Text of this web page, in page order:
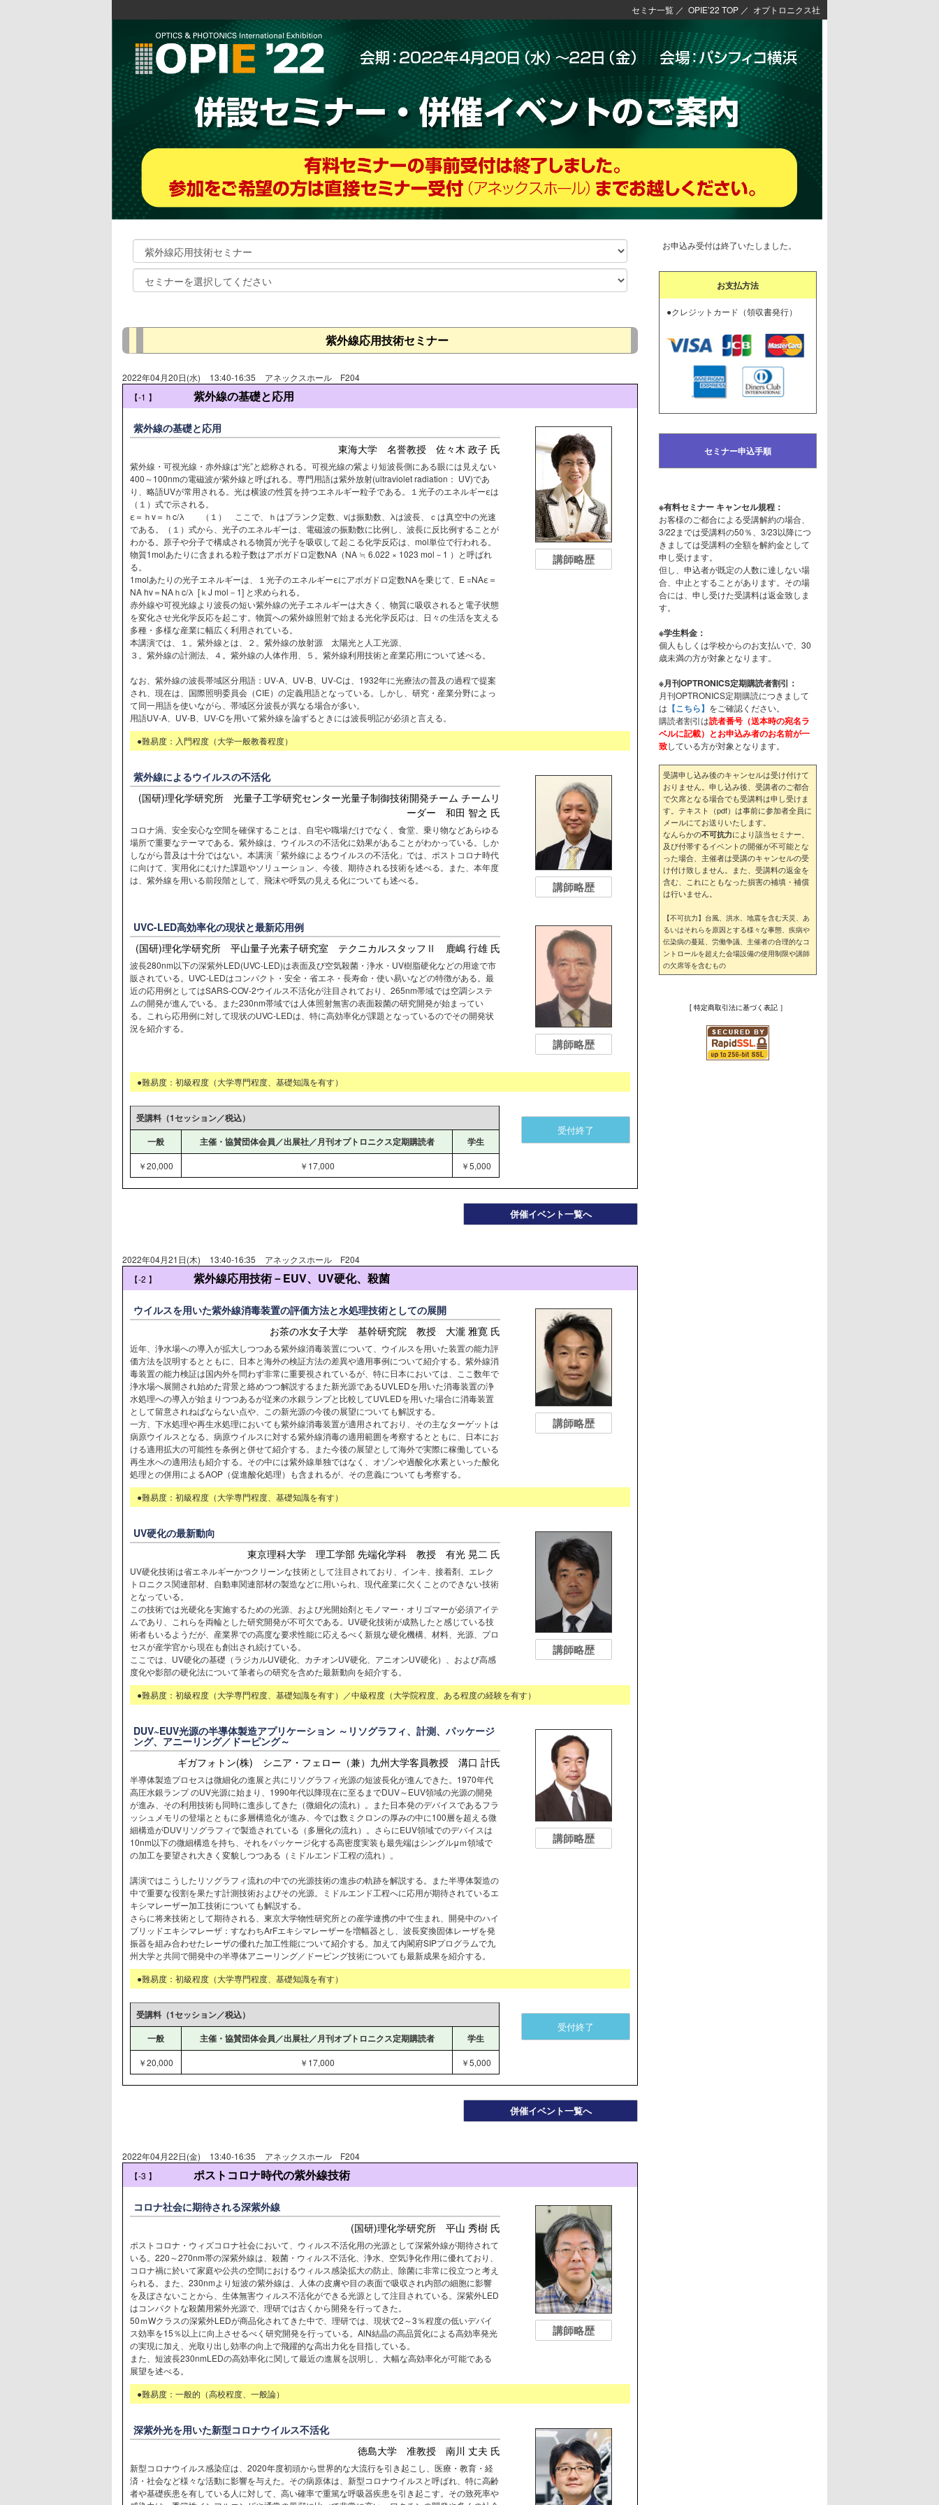
セミナ一覧 ／ OPIE’22 TOP ／ オプトロニクス社
紫外線応用技術セミナー
2022年04月20日(水) 13:40-16:35
アネックスホール F204
【-1 】 紫外線の基礎と応用
紫外線の基礎と応用
東海大学 名誉教授 佐々木 政子 氏
紫外線・可視光線・赤外線は“光”と総称される。可視光線の紫より短波長側にある眼には見えない
400～100nmの電磁波が紫外線と呼ばれる。専門用語は紫外放射(ultraviolet radiation： UV)であ
り、略語UVが常用される。光は横波の性質を持つエネルギー粒子である。１光子のエネルギーεは
（１）式で示される。
ε＝ｈv＝ｈc/λ （１） ここで、ｈはプランク定数、vは振動数、λは波長、ｃは真空中の光速
である。（１）式から、光子のエネルギーは、電磁波の振動数に比例し、波長に反比例することが
わかる。原子や分子で構成される物質が光子を吸収して起こる化学反応は、mol単位で行われる。
物質1molあたりに含まれる粒子数はアボガドロ定数NA（NA ≒ 6.022 × 1023 mol－1 ）と呼ばれ
る。
1molあたりの光子エネルギーは、１光子のエネルギーεにアボガドロ定数NAを乗じて、E =NAε＝
NA hv＝NAｈc/λ [ｋJ mol－1] と求められる。
赤外線や可視光線より波長の短い紫外線の光子エネルギーは大きく、物質に吸収されると電子状態
を変化させ光化学反応を起こす。物質への紫外線照射で始まる光化学反応は、日々の生活を支える
多種・多様な産業に幅広く利用されている。
本講演では、１。紫外線とは、２。紫外線の放射源 太陽光と人工光源、
３。紫外線の計測法、４。紫外線の人体作用、５。紫外線利用技術と産業応用について述べる。
なお、紫外線の波長帯域区分用語：UV-A、UV-B、UV-Cは、1932年に光療法の普及の過程で提案
され、現在は、国際照明委員会（CIE）の定義用語となっている。しかし、研究・産業分野によっ
て同一用語を使いながら、帯域区分波長が異なる場合が多い。
用語UV-A、UV-B、UV-Cを用いて紫外線を論ずるときには波長明記が必須と言える。
講師略歴
●難易度：入門程度（大学一般教養程度）
紫外線によるウイルスの不活化
(国研)理化学研究所 光量子工学研究センター光量子制御技術開発チーム チームリ
ーダー 和田 智之 氏
コロナ渦、安全安心な空間を確保することは、自宅や職場だけでなく、食堂、乗り物などあらゆる
場所で重要なテーマである。紫外線は、ウイルスの不活化に効果があることがわかっている。しか
しながら普及は十分ではない。本講演「紫外線によるウイルスの不活化」では、ポストコロナ時代
に向けて、実用化にむけた課題やソリューション、今後、期待される技術を述べる。また、本年度
は、紫外線を用いる前段階として、飛沫や呼気の見える化についても述べる。
講師略歴
UVC-LED高効率化の現状と最新応用例
(国研)理化学研究所 平山量子光素子研究室 テクニカルスタッフⅡ 鹿嶋 行雄 氏
波長280nm以下の深紫外LED(UVC-LED)は表面及び空気殺菌・浄水・UV樹脂硬化などの用途で市
販されている。UVC-LEDはコンパクト・安全・省エネ・長寿命・使い易いなどの特徴がある。最
近の応用例としてはSARS-COV-2ウイルス不活化が注目されており、265nm帯域では空調システ
ムの開発が進んでいる。また230nm帯域では人体照射無害の表面殺菌の研究開発が始まってい
る。これら応用例に対して現状のUVC-LEDは、特に高効率化が課題となっているのでその開発状
況を紹介する。
講師略歴
●難易度：初級程度（大学専門程度、基礎知識を有す）
受講料（1セッション／税込）
一般
主催・協賛団体会員／出展社／月刊オプトロニクス定期購読者 学生
￥20,000 ￥17,000 ￥5,000
受付終了
併催イベント一覧へ
2022年04月21日(木) 13:40-16:35
アネックスホール F204
【-2 】 紫外線応用技術－EUV、UV硬化、殺菌
ウイルスを用いた紫外線消毒装置の評価方法と水処理技術としての展開
お茶の水女子大学 基幹研究院 教授 大瀧 雅寛 氏
近年、浄水場への導入が拡大しつつある紫外線消毒装置について、ウイルスを用いた装置の能力評
価方法を説明するとともに、日本と海外の検証方法の差異や適用事例について紹介する。紫外線消
毒装置の能力検証は国内外を問わず非常に重要視されているが、特に日本においては、ここ数年で
浄水場へ展開され始めた背景と絡めつつ解説するまた新光源であるUVLEDを用いた消毒装置の浄
水処理への導入が始まりつつあるが従来の水銀ランプと比較してUVLEDを用いた場合に消毒装置
として留意されねばならない点や、この新光源の今後の展望についても解説する。
一方、下水処理や再生水処理においても紫外線消毒装置が適用されており、その主なターゲットは
病原ウイルスとなる。病原ウイルスに対する紫外線消毒の適用範囲を考察するとともに、日本にお
ける適用拡大の可能性を条例と併せて紹介する。また今後の展望として海外で実際に稼働している
再生水への適用法も紹介する。その中には紫外線単独ではなく、オゾンや過酸化水素といった酸化
処理との併用によるAOP（促進酸化処理）も含まれるが、その意義についても考察する。
講師略歴
●難易度：初級程度（大学専門程度、基礎知識を有す）
UV硬化の最新動向
東京理科大学 理工学部 先端化学科 教授 有光 晃二 氏
UV硬化技術は省エネルギーかつクリーンな技術として注目されており、インキ、接着剤、エレク
トロニクス関連部材、自動車関連部材の製造などに用いられ、現代産業に欠くことのできない技術
となっている。
この技術では光硬化を実施するための光源、および光開始剤とモノマー・オリゴマーが必須アイテ
ムであり、これらを両輪とした研究開発が不可欠である。UV硬化技術が成熟したと感じている技
術者もいるようだが、産業界での高度な要求性能に応えるべく新規な硬化機構、材料、光源、プロ
セスが産学官から現在も創出され続けている。
ここでは、UV硬化の基礎（ラジカルUV硬化、カチオンUV硬化、アニオンUV硬化）、および高感
度化や影部の硬化法について筆者らの研究を含めた最新動向を紹介する。
講師略歴
●難易度：初級程度（大学専門程度、基礎知識を有す）／中級程度（大学院程度、ある程度の経験を有す）
DUV~EUV光源の半導体製造アプリケーション ～リソグラフィ、計測、パッケージ
ング、アニーリング／ドーピング～
ギガフォトン(株) シニア・フェロー（兼）九州大学客員教授 溝口 計氏
半導体製造プロセスは微細化の進展と共にリソグラフィ光源の短波長化が進んできた。1970年代
高圧水銀ランプ のUV光源に始まり、1990年代以降現在に至るまでDUV～EUV領域の光源の開発
が進み、その利用技術も同時に進歩してきた（微細化の流れ）。また日本発のデバイスであるフラ
ッシュメモリの登場とともに多層構造化が進み、今では数ミクロンの厚みの中に100層を超える微
細構造がDUVリソグラフィで製造されている（多層化の流れ）。さらにEUV領域でのデバイスは
10nm以下の微細構造を持ち、それをパッケージ化する高密度実装も最先端はシングルμｍ領域で
の加工を要望され大きく変貌しつつある（ミドルエンド工程の流れ）。
講演ではこうしたリソグラフィ流れの中での光源技術の進歩の軌跡を解説する。また半導体製造の
中で重要な役割を果たす計測技術およびその光源。ミドルエンド工程へに応用が期待されているエ
キシマレーザー加工技術についても解説する。
さらに将来技術として期待される、東京大学物性研究所との産学連携の中で生まれ、開発中のハイ
ブリッドエキシマレーザ：すなわちArFエキシマレーザーを増幅器とし、波長変換固体レーザを発
振器を組み合わせたレーザの優れた加工性能について紹介する。加えて内閣府SIPプログラムで九
州大学と共同で開発中の半導体アニーリング／ドーピング技術についても最新成果を紹介する。
講師略歴
●難易度：初級程度（大学専門程度、基礎知識を有す）
受講料（1セッション／税込）
一般
主催・協賛団体会員／出展社／月刊オプトロニクス定期購読者 学生
￥20,000 ￥17,000 ￥5,000
受付終了
併催イベント一覧へ
2022年04月22日(金) 13:40-16:35
アネックスホール F204
【-3 】 ポストコロナ時代の紫外線技術
コロナ社会に期待される深紫外線
(国研)理化学研究所 平山 秀樹 氏
ポストコロナ・ウィズコロナ社会において、ウィルス不活化用の光源として深紫外線が期待されて
いる。220～270nm帯の深紫外線は、殺菌・ウィルス不活化、浄水、空気浄化作用に優れており、
コロナ禍に於いて家庭や公共の空間におけるウィルス感染拡大の防止、除菌に非常に役立つと考え
られる。また、230nmより短波の紫外線は、人体の皮膚や目の表面で吸収され内部の細胞に影響
を及ぼさないことから、生体無害ウィルス不活化ができる光源として注目されている。深紫外LED
はコンパクトな殺菌用紫外光源で、理研では古くから開発を行ってきた。
50ｍWクラスの深紫外LEDが商品化されてきた中で、理研では、現状で2～3％程度の低いデバイ
ス効率を15％以上に向上させるべく研究開発を行っている。AlN結晶の高品質化による高効率発光
の実現に加え、光取り出し効率の向上で飛躍的な高出力化を目指している。
また、短波長230nmLEDの高効率化に関して最近の進展を説明し、大幅な高効率化が可能である
展望を述べる。
講師略歴
●難易度：一般的（高校程度、一般論）
深紫外光を用いた新型コロナウイルス不活化
徳島大学 准教授 南川 丈夫 氏
新型コロナウイルス感染症は、2020年度初頭から世界的な大流行を引き起こし、医療・教育・経
済・社会など様々な活動に影響を与えた。その病原体は、新型コロナウイルスと呼ばれ、特に高齢
者や基礎疾患を有している人に対して、高い確率で重篤な呼吸器疾患を引き起こす。その致死率や
お申込み受付は終了いたしました。
お支払方法
●クレジットカード（領収書発行）
セミナー申込手順
※有料セミナー キャンセル規程：
お客様のご都合による受講解約の場合、
3/22までは受講料の50％、3/23以降につ
きましては受講料の全額を解約金として
申し受けます。
但し、申込者が既定の人数に達しない場
合、中止とすることがあります。その場
合には、申し受けた受講料は返金致しま
す。
※学生料金：
個人もしくは学校からのお支払いで、30
歳未満の方が対象となります。
※月刊OPTRONICS定期購読者割引：
月刊OPTRONICS定期購読につきまして
は 【こちら】 をご確認ください。
購読者割引は読者番号（送本時の宛名ラ
ベルに記載）とお申込み者のお名前が一
致している方が対象となります。
受講申し込み後のキャンセルは受け付けて
おりません。申し込み後、受講者のご都合
で欠席となる場合でも受講料は申し受けま
す。テキスト（pdf）は事前に参加者全員に
メールにてお送りいたします。
なんらかの不可抗力により該当セミナー、
及び付帯するイベントの開催が不可能とな
った場合、主催者は受講のキャンセルの受
け付け致しません。また、受講料の返金を
含む、これにともなった損害の補填・補償
は行いません。
【不可抗力】台風、洪水、地震を含む天災、あ
るいはそれらを原因とする様々な事態、疾病や
伝染病の蔓延、労働争議、主催者の合理的なコ
ントロールを超えた会場設備の使用制限や講師
の欠席等を含むもの
[ 特定商取引法に基づく表記 ］